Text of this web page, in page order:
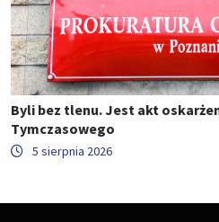
Byli bez tlenu. Jest akt
Tymczasowego
5 sierpnia 2026